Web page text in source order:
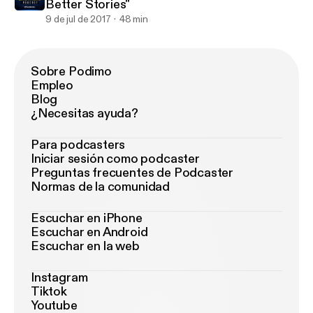
Better Stories"
9 de jul de 2017 48 min
Sobre Podimo
Empleo
Blog
¿Necesitas ayuda?
Para podcasters
Iniciar sesión como podcaster
Preguntas frecuentes de Podcaster
Normas de la comunidad
Escuchar en iPhone
Escuchar en Android
Escuchar en la web
Instagram
Tiktok
Youtube